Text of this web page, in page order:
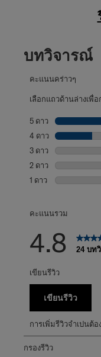
บทวิจารณ์
คะแนนคร่าวๆ
เลือกแถวด้านล่างเพื่
5 ดาว ดาว
4 ดาว ดาว
3 ดาว ดาว
2 ดาว ดาว
1 ดาว ดาว
คะแนนรวม
4.8 24 บท
เขียนรีวิว
เขียนรีวิว
การเพิ่มรีวิวจำเปนต้
กรองรีวิว